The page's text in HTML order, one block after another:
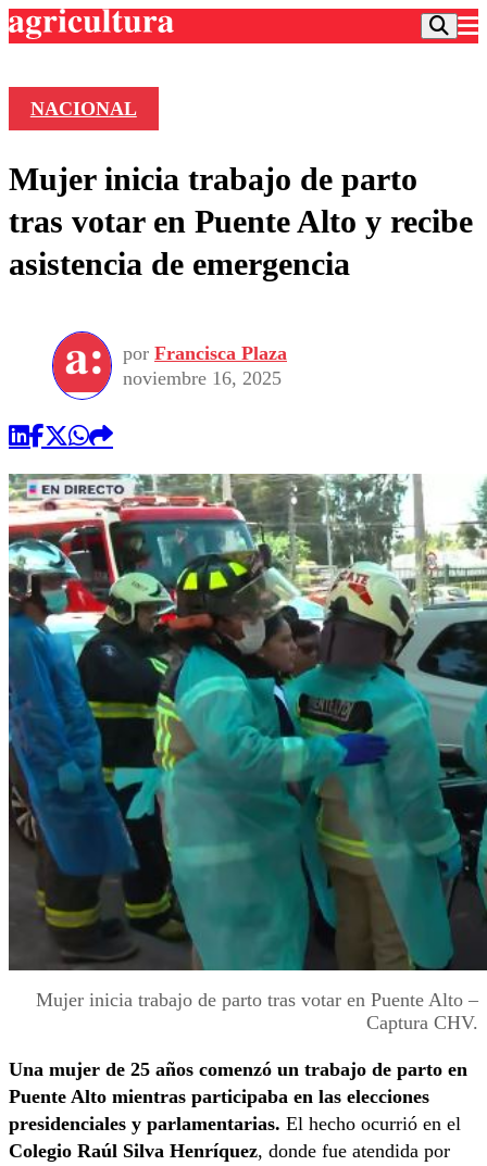
Frecuencias
Agricultura TV
Deportes
Colo Colo
Seleccion Chilena
Torneo Internacional
Universidad de Chile
Entretención
Economía
Internacional
Sustentabilidad
Publicaciones en medios
Opinión
NACIONAL
Mujer inicia trabajo de parto
tras votar en Puente Alto y recibe
asistencia de emergencia
por Francisca Plaza
noviembre 16, 2025
Mujer inicia trabajo de parto tras votar en Puente Alto –
Captura CHV.
Una mujer de 25 años comenzó un trabajo de parto en
Puente Alto mientras participaba en las elecciones
presidenciales y parlamentarias. El hecho ocurrió en el
Colegio Raúl Silva Henríquez, donde fue atendida por